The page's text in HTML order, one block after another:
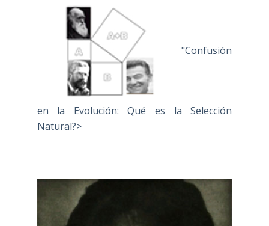
"Confusión
en la Evolución: Qué es la Selección
Natural?>